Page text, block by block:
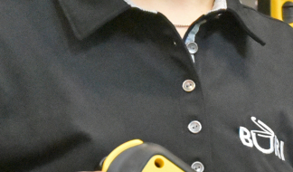
AG kompetent beraten – vom
vom regionalen
Henry Oehrli